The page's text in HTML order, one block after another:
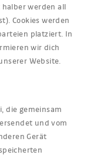
werden all
Cookies werden
platziert. In
wir dich
Website.
die gemeinsam
und vom
Gerät